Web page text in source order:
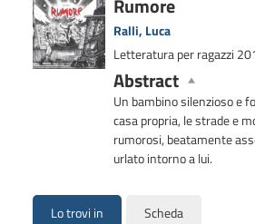
Dettaglio
del
documento
Rumore
Ralli, Luca
Letteratura per ragazzi
Abstract
Un bambino silenzioso e
casa propria, le strade e
rumorosi, beatamente
urlato intorno a lui.
Lo trovi in Scheda